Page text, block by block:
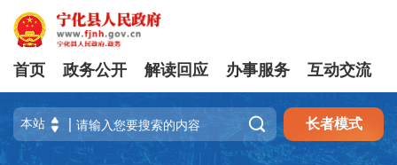
首页 政务公开 解读回应 办事服务 互动交流
 长者模式